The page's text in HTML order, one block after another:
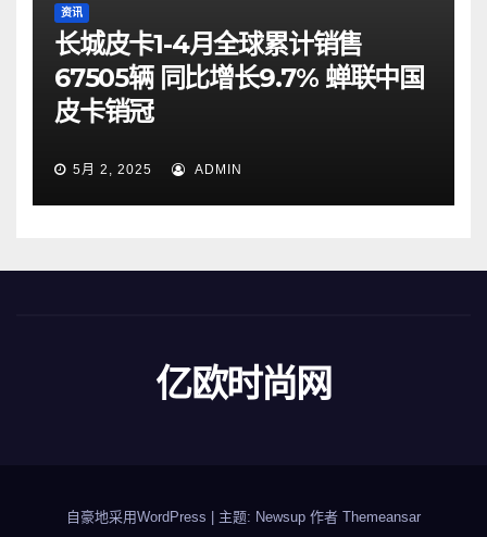
资讯
长城皮卡1-4月全球累计销售
67505辆 同比增长9.7% 蝉联中国
皮卡销冠
5月 2, 2025 ADMIN
亿欧时尚网
自豪地采用WordPress 主题: Newsup 作者 Themeansar